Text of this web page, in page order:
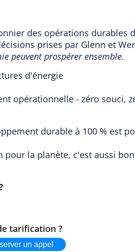
des opérations durables
prises par Glenn et
peuvent prospérer ensemble.
d'énergie
opérationnelle - zéro souci,
durable à 100 % est
pour la planète, c'est aussi
tarification ?
un appel